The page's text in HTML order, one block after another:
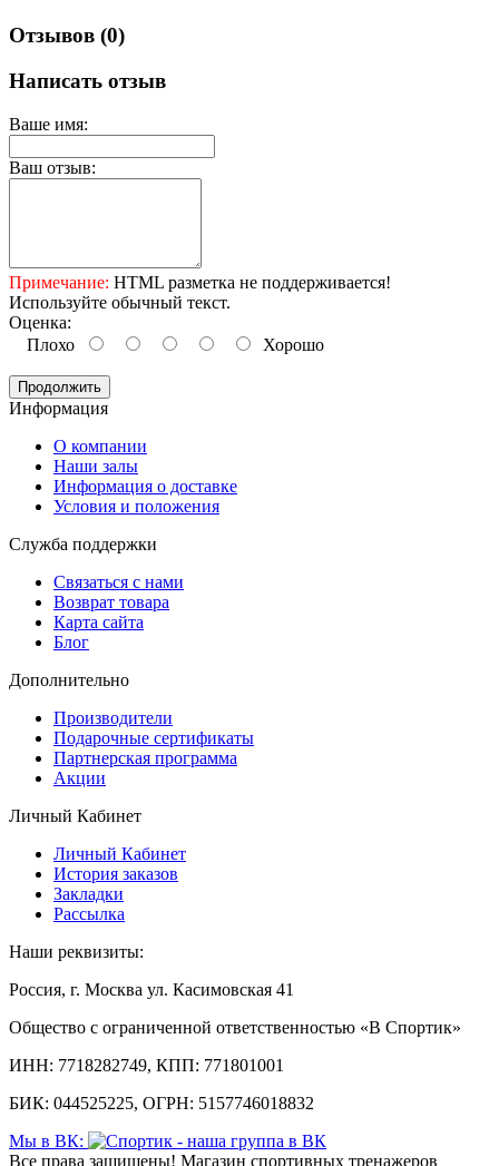
Отзывов (0)
Написать отзыв
Ваше имя:
Ваш отзыв:
Примечание: HTML разметка не поддерживается!
Используйте обычный текст.
Оценка:
Плохо
Хорошо
Продолжить
Информация
O компании
Наши залы
Информация о доставке
Условия и положения
Служба поддержки
Связаться с нами
Возврат товара
Карта сайта
Блог
Дополнительно
Производители
Подарочные сертификаты
Партнерская программа
Акции
Личный Кабинет
Личный Кабинет
История заказов
Закладки
Рассылка
Наши реквизиты:
Россия, г. Москва ул. Касимовская 41
Общество с ограниченной ответственностью «В Спортик»
ИНН: 7718282749, КПП: 771801001
БИК: 044525225, ОГРН: 5157746018832
Мы в ВК:
Все права защищены! Магазин спортивных тренажеров